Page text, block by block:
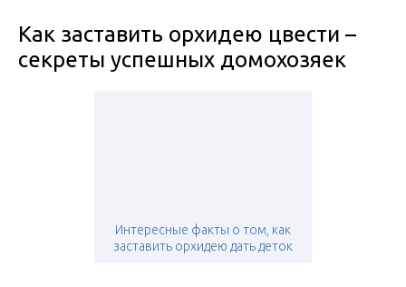
Как заставить орхидею цвести –
секреты успешных домохозяек
Интересные факты о том, как
заставить орхидею дать деток